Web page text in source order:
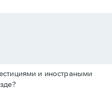
и иностраными